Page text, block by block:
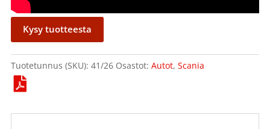
Kysy tuotteesta
Tuotetunnus (SKU): 41/26 Osastot: Autot, Scania